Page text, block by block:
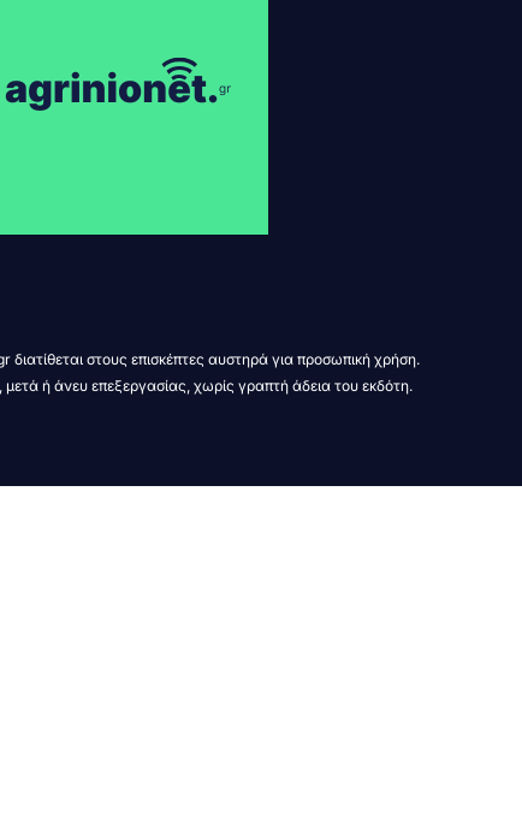
στους επισκέπτες αυστηρά για προσωπική χρήση.
ή άνευ επεξεργασίας, χωρίς γραπτή άδεια του εκδότη.